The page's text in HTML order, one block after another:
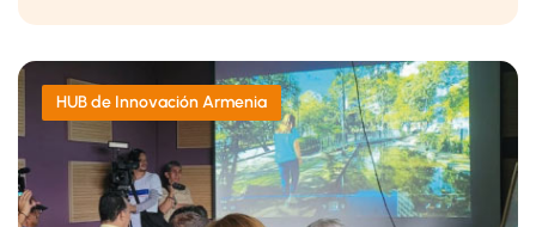
HUB de Innovación Armenia